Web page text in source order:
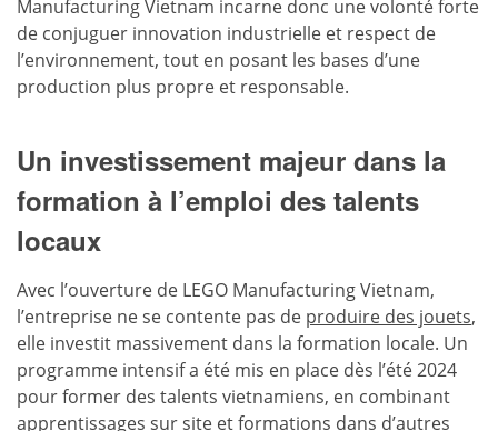
Manufacturing Vietnam incarne donc une volonté forte
de conjuguer innovation industrielle et respect de
l’environnement, tout en posant les bases d’une
production plus propre et responsable.
Un investissement majeur dans la
formation à l’emploi des talents
locaux
Avec l’ouverture de LEGO Manufacturing Vietnam,
l’entreprise ne se contente pas de produire des jouets,
elle investit massivement dans la formation locale. Un
programme intensif a été mis en place dès l’été 2024
pour former des talents vietnamiens, en combinant
apprentissages sur site et formations dans d’autres